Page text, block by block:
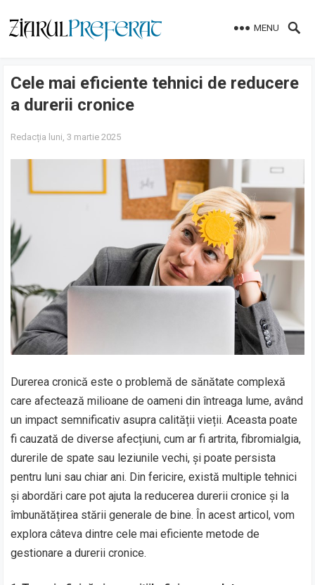
MENU
Cele mai eficiente tehnici de reducere
a durerii cronice
Redacția luni, 3 martie 2025
Durerea cronică este o problemă de sănătate complexă
care afectează milioane de oameni din întreaga lume, având
un impact semnificativ asupra calității vieții. Aceasta poate
fi cauzată de diverse afecțiuni, cum ar fi artrita, fibromialgia,
durerile de spate sau leziunile vechi, și poate persista
pentru luni sau chiar ani. Din fericire, există multiple tehnici
și abordări care pot ajuta la reducerea durerii cronice și la
îmbunătățirea stării generale de bine. În acest articol, vom
explora câteva dintre cele mai eficiente metode de
gestionare a durerii cronice.